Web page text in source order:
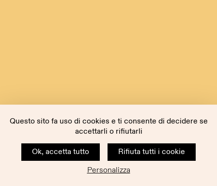
Questo sito fa uso di cookies e ti consente di decidere se
accettarli o rifiutarli
Ok, accetta tutto
Rifiuta tutti i cookie
Personalizza